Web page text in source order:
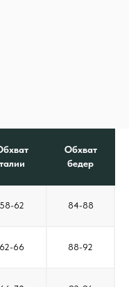
талии
Обхват
бедер
58-62 84-88
62-66 88-92